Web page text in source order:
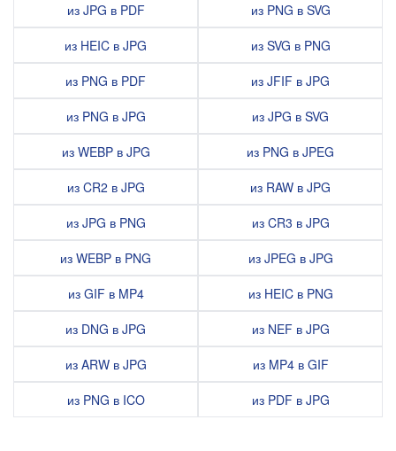
из JPG в PDF
из HEIC в JPG
из PNG в PDF
из PNG в JPG
из WEBP в JPG
из CR2 в JPG
из JPG в PNG
из WEBP в PNG
из GIF в MP4
из DNG в JPG
из ARW в JPG
из PNG в ICO
из PNG в SVG
из SVG в PNG
из JFIF в JPG
из JPG в SVG
из PNG в JPEG
из RAW в JPG
из CR3 в JPG
из JPEG в JPG
из HEIC в PNG
из NEF в JPG
из MP4 в GIF
из PDF в JPG